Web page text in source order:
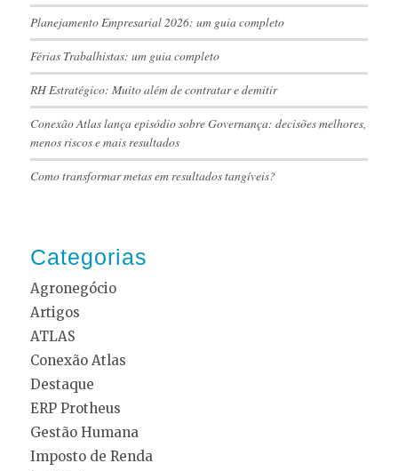
Planejamento Empresarial 2026: um guia completo
Férias Trabalhistas: um guia completo
RH Estratégico: Muito além de contratar e demitir
Conexão Atlas lança episódio sobre Governança: decisões melhores,
menos riscos e mais resultados
Como transformar metas em resultados tangíveis?
Categorias
Agronegócio
Artigos
ATLAS
Conexão Atlas
Destaque
ERP Protheus
Gestão Humana
Imposto de Renda